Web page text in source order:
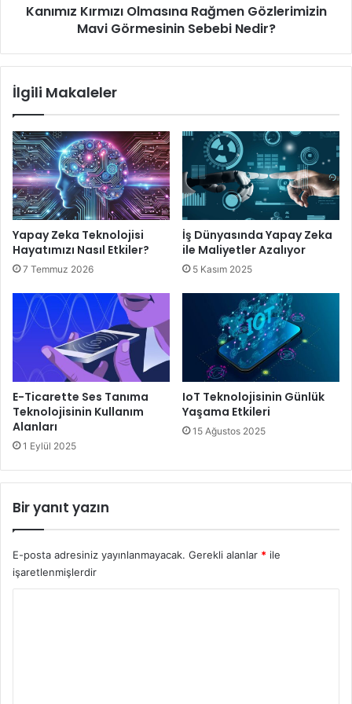
Kanımız Kırmızı Olmasına Rağmen Gözlerimizin
Mavi Görmesinin Sebebi Nedir?
İlgili Makaleler
Yapay Zeka Teknolojisi
Hayatımızı Nasıl Etkiler?
7 Temmuz 2026
İş Dünyasında Yapay Zeka
ile Maliyetler Azalıyor
5 Kasım 2025
E-Ticarette Ses Tanıma
Teknolojisinin Kullanım
Alanları
1 Eylül 2025
IoT Teknolojisinin Günlük
Yaşama Etkileri
15 Ağustos 2025
Bir yanıt yazın
E-posta adresiniz yayınlanmayacak. Gerekli alanlar * ile
işaretlenmişlerdir